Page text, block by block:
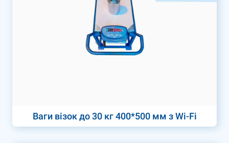
Ваги візок до 30 кг 400*500 мм з Wi-Fi